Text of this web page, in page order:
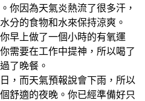
你因為天氣炎熱流了很多汗，
分的食物和水來保持涼爽。
早上做了一個小時的有氧運
需要在工作中提神，所以喝了
了晚餐。
，而天氣預報說會下雨，所以
舒適的夜晚。你已經準備好只